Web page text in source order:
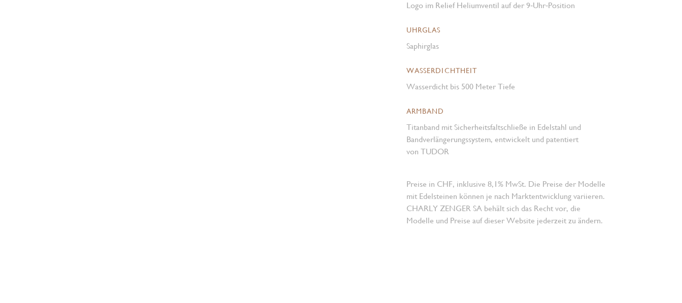
Logo im Relief Heliumventil auf der 9‑Uhr‑Position
UHRGLAS
Saphirglas
WASSERDICHTHEIT
Wasserdicht bis 500 Meter Tiefe
ARMBAND
Titanband mit Sicherheitsfaltschließe in Edelstahl und
Bandverlängerungssystem, entwickelt und patentiert
von TUDOR
Preise in CHF, inklusive 8,1% MwSt. Die Preise der Modelle
mit Edelsteinen können je nach Marktentwicklung variieren.
CHARLY ZENGER SA behält sich das Recht vor, die
Modelle und Preise auf dieser Website jederzeit zu ändern.